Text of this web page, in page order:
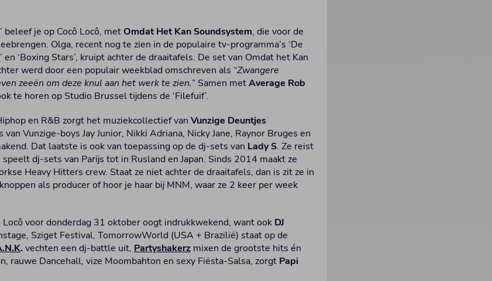
beleef je op Cocô Locô, met Omdat Het Kan Soundsystem, die voor de
Olga, recent nog te zien in de populaire tv-programma’s ‘De
‘Boxing Stars’, kruipt achter de draaitafels. De set van Omdat het Kan
werd door een populair weekblad omschreven als “Zwangere
zeeën om deze knul aan het werk te zien.” Samen metAverage Rob
te horen op Studio Brussel tijdens de ‘Filefuif’.
en R&B zorgt het muziekcollectief vanVunzige Deuntjes
van Vunzige-boys Jay Junior, Nikki Adriana, Nicky Jane, Raynor Bruges en
Dat laatste is ook van toepassing op de dj-sets van Lady S. Ze reist
dj-sets van Parijs tot in Rusland en Japan. Sinds 2014 maakt ze
Heavy Hitters crew. Staat ze niet achter de draaitafels, dan is zit ze in
als producer of hoor je haar bij MNM, waar ze 2 keer per week
voor donderdag 31 oktober oogt indrukkwekend, want ook DJ
Sziget Festival, TomorrowWorld (USA + Brazilië) staat op de
.vechten een dj-battle uit, Partyshakerz mixen de grootste hits én
rauwe Dancehall, vize Moombahton en sexy Fiësta-Salsa, zorgt Papi